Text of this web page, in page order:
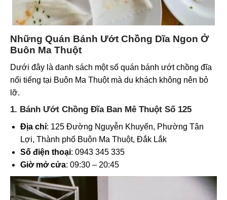
Những Quán Bánh Ướt Chồng Dĩa Ngon Ở
Buôn Ma Thuột
Dưới đây là danh sách một số quán bánh ướt chồng đĩa
nổi tiếng tại Buôn Ma Thuột mà du khách không nên bỏ
lỡ.
1. Bánh Ướt Chồng Đĩa Ban Mê Thuột Số 125
Địa chỉ: 125 Đường Nguyễn Khuyến, Phường Tân
Lợi, Thành phố Buôn Ma Thuột, Đắk Lắk
Số điện thoại: 0943 345 335
Giờ mở cửa: 09:30 – 20:45